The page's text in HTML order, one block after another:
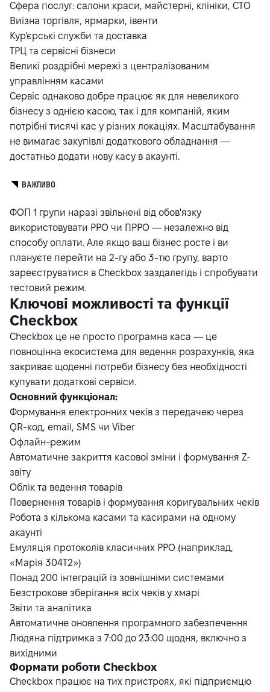
Сфера послуг: салони краси, майстерні, клініки, СТО
Виїзна торгівля, ярмарки, івенти
Кур'єрські служби та доставка
ТРЦ та сервісні бізнеси
Великі роздрібні мережі з централізованим
управлінням касами
Сервіс однаково добре працює як для невеликого
бізнесу з однією касою, так і для компаній, яким
потрібні тисячі кас у різних локаціях. Масштабування
не вимагає закупівлі додаткового обладнання —
достатньо додати нову касу в акаунті.
ВАЖЛИВО
ФОП 1 групи наразі звільнені від обов'язку
використовувати РРО чи ПРРО — незалежно від
способу оплати. Але якщо ваш бізнес росте і ви
плануєте перейти на 2-гу або 3-тю групу, варто
зареєструватися в Checkbox заздалегідь і спробувати
тестовий режим.
Ключові можливості та функції
Checkbox
Checkbox це не просто програмна каса — це
повноцінна екосистема для ведення розрахунків, яка
закриває щоденні потреби бізнесу без необхідності
купувати додаткові сервіси.
Основний функціонал:
Формування електронних чеків з передачею через
QR-код, email, SMS чи Viber
Офлайн-режим
Автоматичне закриття касової зміни і формування Z-
звіту
Облік та ведення товарів
Повернення товарів і формування коригувальних чеків
Робота з кількома касами та касирами на одному
акаунті
Емуляція протоколів класичних РРО (наприклад,
«Марія 304Т2»)
Понад 200 інтеграцій із зовнішніми системами
Безстрокове зберігання всіх чеків у хмарі
Звіти та аналітика
Автоматичне оновлення програмного забезпечення
Людяна підтримка з 7:00 до 23:00 щодня, включно з
вихідними
Формати роботи Checkbox
Checkbox працює на тих пристроях, які підприємцю